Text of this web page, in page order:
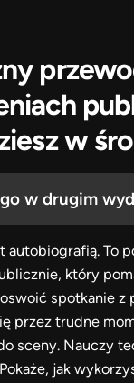
w
w drugim
autobiografią. To
który
spotkanie z
przez trudne
sceny. Nauczy
jak